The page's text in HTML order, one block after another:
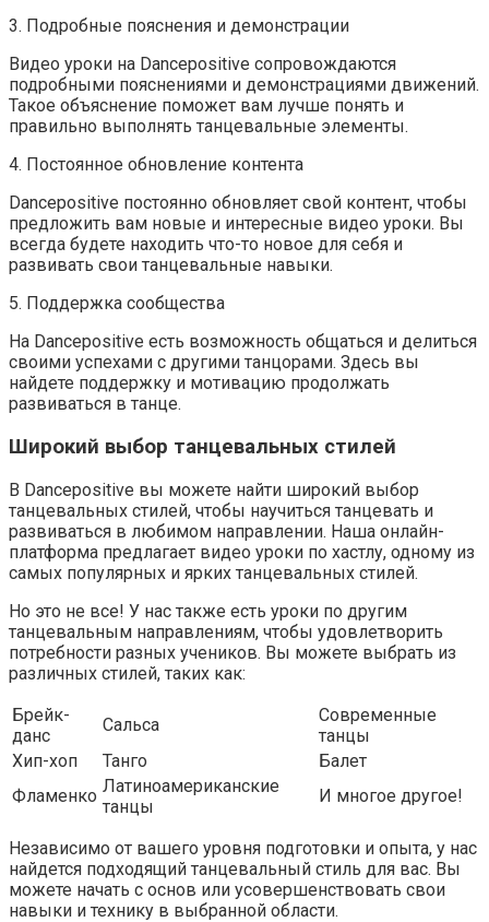
3. Подробные пояснения и демонстрации
Видео уроки на Dancepositive сопровождаются
подробными пояснениями и демонстрациями движений.
Такое объяснение поможет вам лучше понять и
правильно выполнять танцевальные элементы.
4. Постоянное обновление контента
Dancepositive постоянно обновляет свой контент, чтобы
предложить вам новые и интересные видео уроки. Вы
всегда будете находить что-то новое для себя и
развивать свои танцевальные навыки.
5. Поддержка сообщества
На Dancepositive есть возможность общаться и делиться
своими успехами с другими танцорами. Здесь вы
найдете поддержку и мотивацию продолжать
развиваться в танце.
Широкий выбор танцевальных стилей
В Dancepositive вы можете найти широкий выбор
танцевальных стилей, чтобы научиться танцевать и
развиваться в любимом направлении. Наша онлайн-
платформа предлагает видео уроки по хастлу, одному из
самых популярных и ярких танцевальных стилей.
Но это не все! У нас также есть уроки по другим
танцевальным направлениям, чтобы удовлетворить
потребности разных учеников. Вы можете выбрать из
различных стилей, таких как:
Брейк-
данс
Сальса
Современные
танцы
Хип-хоп
Танго
Балет
Фламенко Латиноамериканские
танцы
И многое другое!
Независимо от вашего уровня подготовки и опыта, у нас
найдется подходящий танцевальный стиль для вас. Вы
можете начать с основ или усовершенствовать свои
навыки и технику в выбранной области.